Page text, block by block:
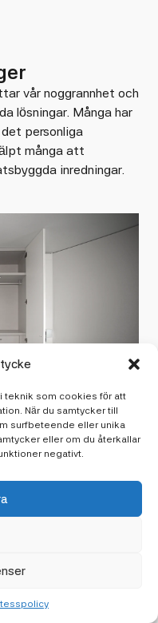
teknik som cookies för att
När du samtycker till
surfbeteende eller unika
eller om du återkallar
negativt.
vår noggrannhet och
lösningar. Många har
personliga
många att
inredningar.
från vår